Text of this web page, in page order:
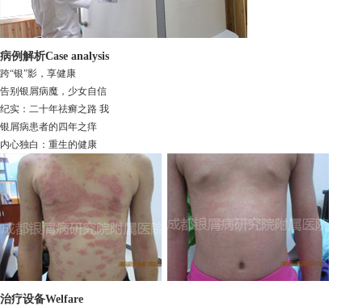
病例解析Case analysis
跨“银”影，享健康
告别银屑病魔，少女自信
纪实：二十年祛癣之路 我
银屑病患者的四年之痒
内心独白：重生的健康
治疗设备Welfare